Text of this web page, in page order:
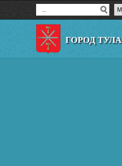
ГОРОД ТУЛА